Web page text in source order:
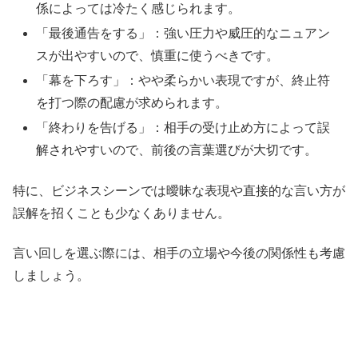
係によっては冷たく感じられます。
「最後通告をする」：強い圧力や威圧的なニュアン
スが出やすいので、慎重に使うべきです。
「幕を下ろす」：やや柔らかい表現ですが、終止符
を打つ際の配慮が求められます。
「終わりを告げる」：相手の受け止め方によって誤
解されやすいので、前後の言葉選びが大切です。
特に、ビジネスシーンでは曖昧な表現や直接的な言い方が
誤解を招くことも少なくありません。
言い回しを選ぶ際には、相手の立場や今後の関係性も考慮
しましょう。